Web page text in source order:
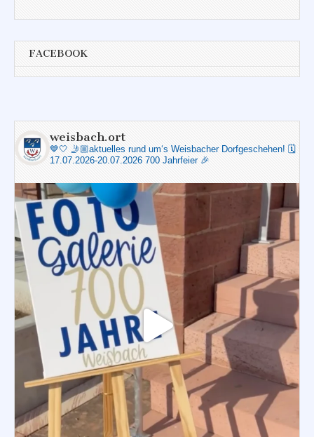
FACEBOOK
weisbach.ort
💙🤍 🤳🏼aktuelles rund um‘s Weisbacher Dorfgeschehen! 🗓️
17.07.2026-20.07.2026 700 Jahrfeier 🎉